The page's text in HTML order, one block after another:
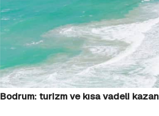
Bodrum: turizm ve kısa vadeli